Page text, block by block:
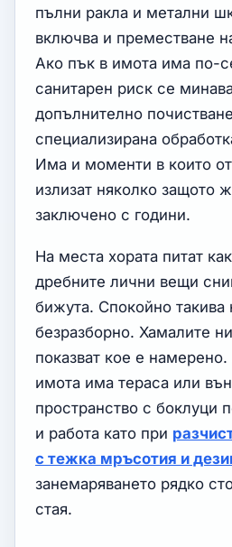
пълни ракла и метални
включва и преместване
Ако пък в имота има по-
санитарен риск се
допълнително
специализирана
Има и моменти в които
излизат няколко защото
заключено с години.
На места хората питат
дребните лични вещи
бижута. Спокойно
безразборно. Хамалите
показват кое е
имота има тераса или
пространство с боклуци
и работа като при
с тежка мръсотия и
занемаряването рядко
стая.